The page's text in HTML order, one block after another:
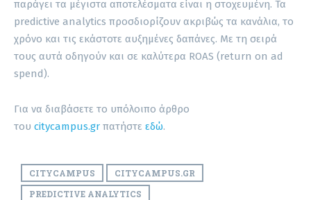
παράγει τα μέγιστα αποτελέσματα είναι η στοχευμένη. Τα
predictive analytics προσδιορίζουν ακριβώς τα κανάλια, το
χρόνο και τις εκάστοτε αυξημένες δαπάνες. Με τη σειρά
τους αυτά οδηγούν και σε καλύτερα ROAS (return on ad
spend).
Για να διαβάσετε το υπόλοιπο άρθρο
του citycampus.gr πατήστε εδώ.
CITYCAMPUS
CITYCAMPUS.GR
PREDICTIVE ANALYTICS